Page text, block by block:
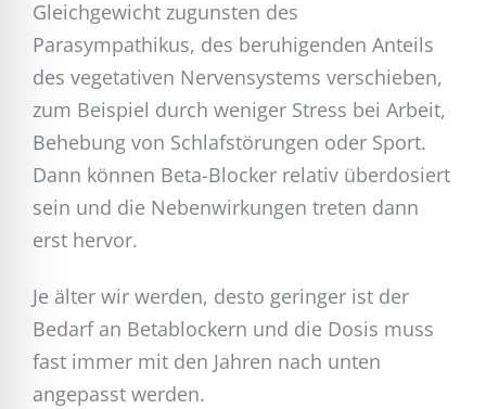
Gleichgewicht zugunsten des
Parasympathikus, des beruhigenden Anteils
des vegetativen Nervensystems verschieben,
zum Beispiel durch weniger Stress bei Arbeit,
Behebung von Schlafstörungen oder Sport.
Dann können Beta-Blocker relativ überdosiert
sein und die Nebenwirkungen treten dann
erst hervor.
Je älter wir werden, desto geringer ist der
Bedarf an Betablockern und die Dosis muss
fast immer mit den Jahren nach unten
angepasst werden.